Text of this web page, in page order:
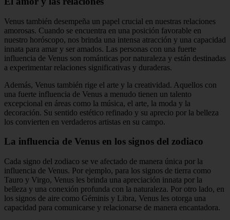
Venus también desempeña un papel crucial en nuestras relaciones
amorosas. Cuando se encuentra en una posición favorable en
nuestro horóscopo, nos brinda una intensa atracción y una capacidad
innata para amar y ser amados. Las personas con una fuerte
influencia de Venus son románticas por naturaleza y están destinadas
a experimentar relaciones significativas y duraderas.
Además, Venus también rige el arte y la creatividad. Aquellos con
una fuerte influencia de Venus a menudo tienen un talento
excepcional en áreas como la música, el arte, la moda y la
decoración. Su sentido estético refinado y su aprecio por la belleza
los convierten en verdaderos artistas en su campo.
La influencia de Venus en los signos del zodiaco
Cada signo del zodiaco se ve afectado de manera única por la
influencia de Venus. Por ejemplo, para los signos de tierra como
Tauro y Virgo, Venus les brinda una apreciación innata por la
belleza y una conexión profunda con la naturaleza. Por otro lado, en
los signos de aire como Géminis y Libra, Venus les otorga una
capacidad para comunicarse y relacionarse de manera encantadora.